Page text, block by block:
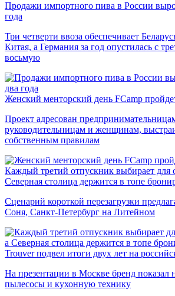
Продажи импортного пива в России
года
Три четверти ввоза обеспечивает
Китая, а Германия за год опустилась с
восьмую
Женский менторский день FCamp
Проект адресован
руководительницам и женщинам,
собственным правилам
Каждый третий отпускник выбирает для
Северная столица держится в топе
Сценарий короткой перезагрузки
Соня, Санкт-Петербург на Литейном
Trouver подвел итоги двух лет на
На презентации в Москве бренд показал
пылесосы и кухонную технику